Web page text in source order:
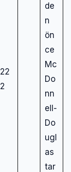
22
2
de
n
ön
ce
Mc
Do
nn
ell-
Do
ugl
as
tar